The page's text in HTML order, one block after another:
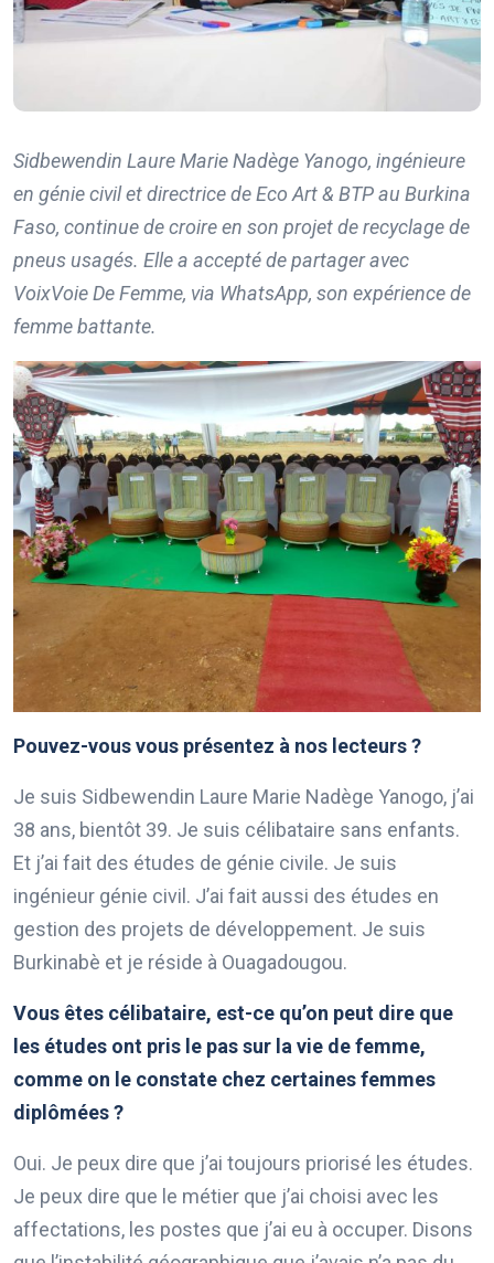
Sidbewendin Laure Marie Nadège Yanogo, ingénieure
en génie civil et directrice de Eco Art & BTP au Burkina
Faso, continue de croire en son projet de recyclage de
pneus usagés. Elle a accepté de partager avec
VoixVoie De Femme, via WhatsApp, son expérience de
femme battante.
Pouvez-vous vous présentez à nos lecteurs ?
Je suis Sidbewendin Laure Marie Nadège Yanogo, j’ai
38 ans, bientôt 39. Je suis célibataire sans enfants.
Et j’ai fait des études de génie civile. Je suis
ingénieur génie civil. J’ai fait aussi des études en
gestion des projets de développement. Je suis
Burkinabè et je réside à Ouagadougou.
Vous êtes célibataire, est-ce qu’on peut dire que
les études ont pris le pas sur la vie de femme,
comme on le constate chez certaines femmes
diplômées ?
Oui. Je peux dire que j’ai toujours priorisé les études.
Je peux dire que le métier que j’ai choisi avec les
affectations, les postes que j’ai eu à occuper. Disons